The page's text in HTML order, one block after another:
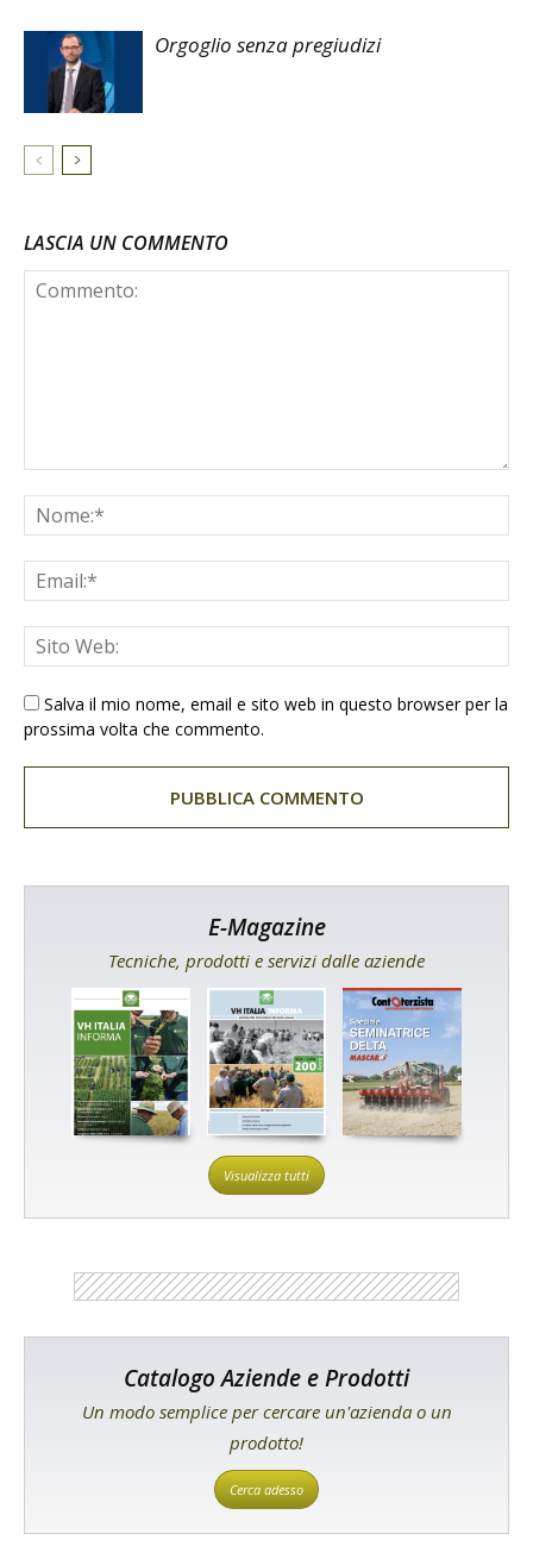
Orgoglio senza pregiudizi
LASCIA UN COMMENTO
Salva il mio nome, email e sito web in questo browser per la
prossima volta che commento.
E-Magazine
Tecniche, prodotti e servizi dalle aziende
Visualizza tutti
Catalogo Aziende e Prodotti
Un modo semplice per cercare un'azienda o un
prodotto!
Cerca adesso